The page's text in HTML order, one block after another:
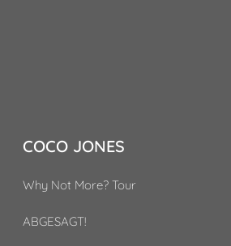
COCO JONES
Why Not More? Tour
ABGESAGT!